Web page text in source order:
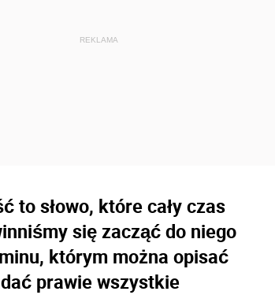
to słowo, które cały czas
się zacząć do niego
którym można opisać
prawie wszystkie